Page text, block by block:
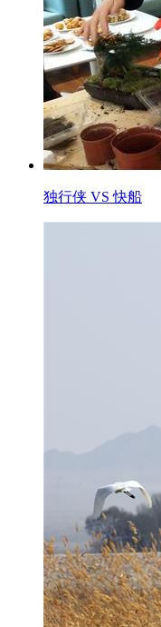
独行侠 VS 快船